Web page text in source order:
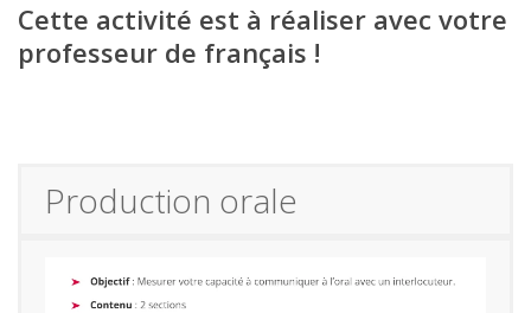
Cette activité est à réaliser avec votre
professeur de français !
Production orale